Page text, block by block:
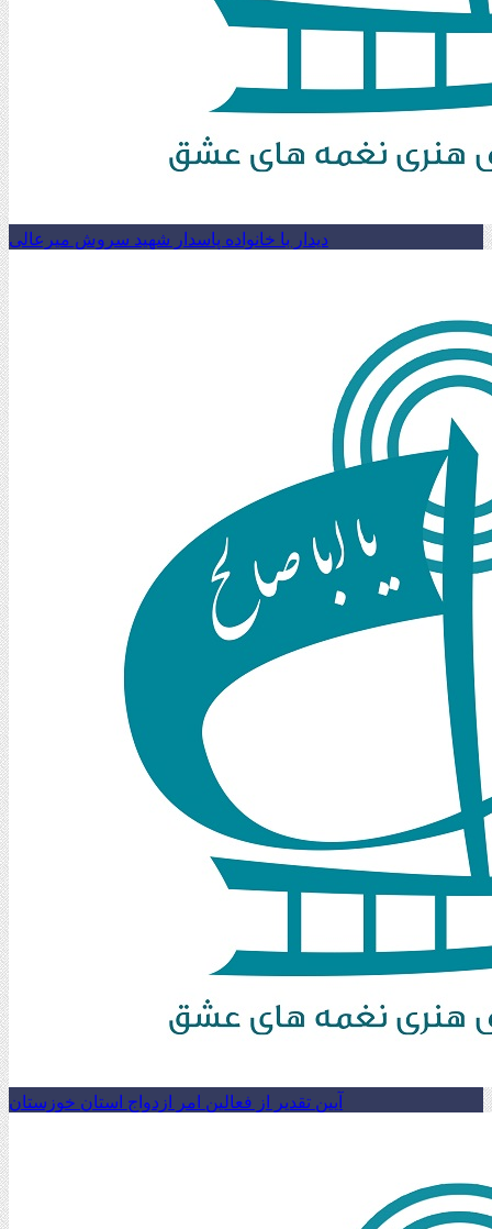
دیدار با خانواده پاسدار شهید سروش میرعالی
آیین تقدیر از فعالین امر ازدواج استان خوزستان